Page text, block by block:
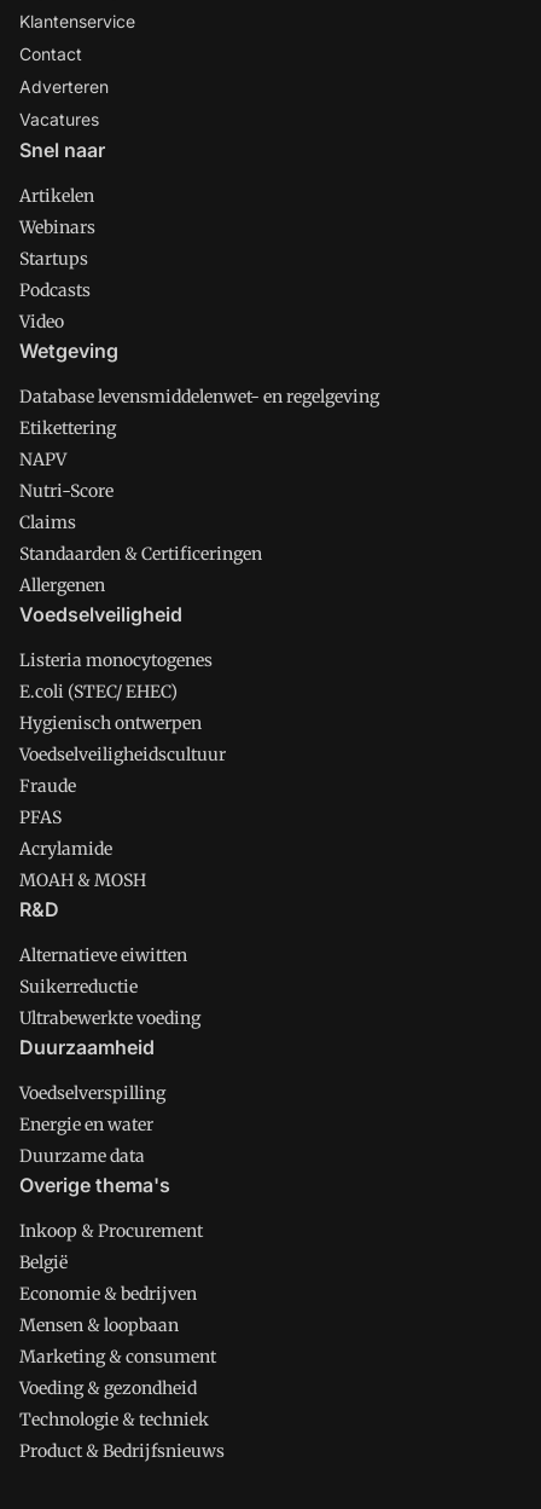
Klantenservice
Contact
Adverteren
Vacatures
Snel naar
Artikelen
Webinars
Startups
Podcasts
Video
Wetgeving
Database levensmiddelenwet- en regelgeving
Etikettering
NAPV
Nutri-Score
Claims
Standaarden & Certificeringen
Allergenen
Voedselveiligheid
Listeria monocytogenes
E.coli (STEC/ EHEC)
Hygienisch ontwerpen
Voedselveiligheidscultuur
Fraude
PFAS
Acrylamide
MOAH & MOSH
R&D
Alternatieve eiwitten
Suikerreductie
Ultrabewerkte voeding
Duurzaamheid
Voedselverspilling
Energie en water
Duurzame data
Overige thema's
Inkoop & Procurement
België
Economie & bedrijven
Mensen & loopbaan
Marketing & consument
Voeding & gezondheid
Technologie & techniek
Product & Bedrijfsnieuws